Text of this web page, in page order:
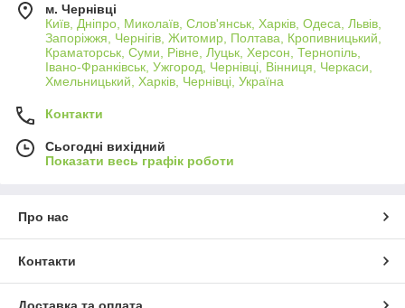
м. Чернівці
Київ, Дніпро, Миколаїв, Слов'янськ, Харків, Одеса, Львів,
Запоріжжя, Чернігів, Житомир, Полтава, Кропивницький,
Краматорськ, Суми, Рівне, Луцьк, Херсон, Тернопіль,
Івано-Франківськ, Ужгород, Чернівці, Вінниця, Черкаси,
Хмельницький, Харків, Чернівці, Україна
Контакти
Сьогодні вихідний
Показати весь графік роботи
Про нас
Контакти